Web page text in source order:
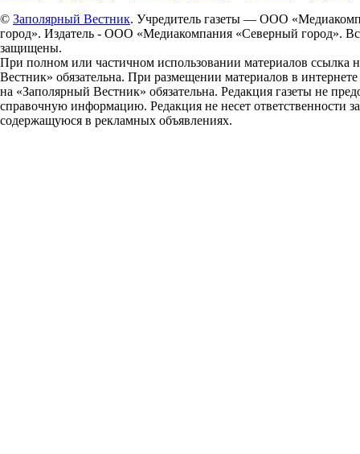
© Заполярный Вестник. Учредитель газеты — ООО
город». Издатель - ООО «Медиакомпания «Северный город».
защищены.
При полном или частичном использовании материалов ссылка
Вестник» обязательна. При размещении материалов в
на «Заполярный Вестник» обязательна. Редакция газеты не
справочную информацию. Редакция не несет ответственности
содержащуюся в рекламных объявлениях.